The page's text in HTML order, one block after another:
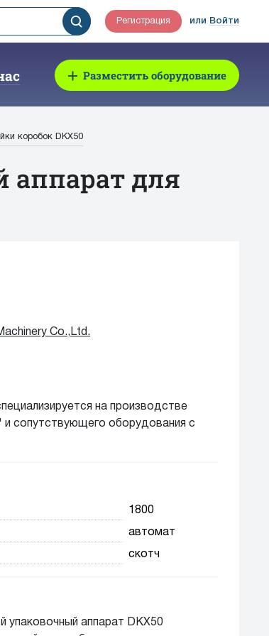
Регистрация или Войти
Разместить оборудование
коробок DKX50
аппарат для
Co.,Ltd.
на производстве
сопутствующего оборудования с
производителей
техническим потенциалом,
оборудования, доступного на
1800
автомат
скотч
упаковочный аппарат DKX50